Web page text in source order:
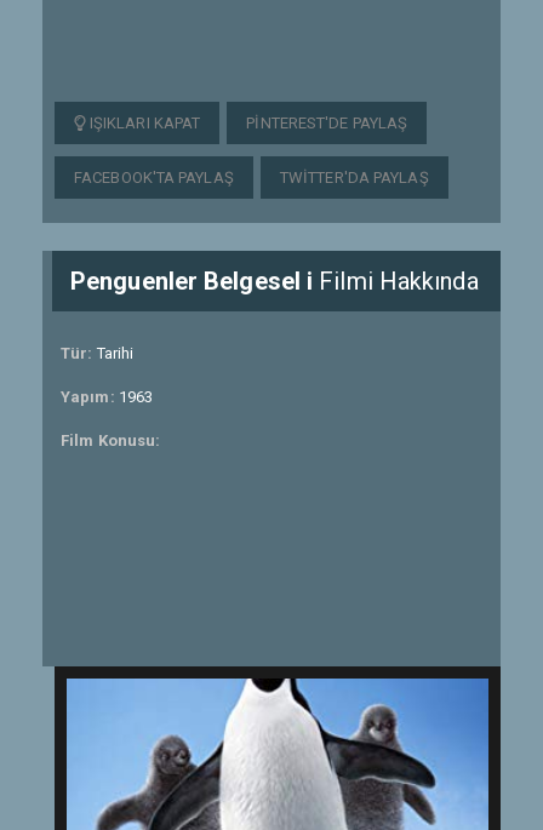
IŞIKLARI KAPAT PINTEREST'DE PAYLAŞ
FACEBOOK'TA PAYLAŞ TWITTER'DA PAYLAŞ
Penguenler Belgesel i Filmi Hakkında
Tür: Tarihi
Yapım: 1963
Film Konusu: